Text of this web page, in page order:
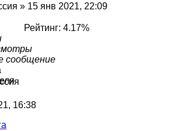
» 15 янв 2021, 22:09
Рейтинг: 4.17%
сообщение
16:38